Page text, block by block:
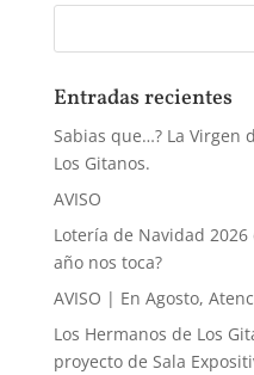
Entradas recientes
Sabias que…? La Virgen
Los Gitanos.
AVISO
Lotería de Navidad
año nos toca?
AVISO | En Agosto,
Los Hermanos de Los
proyecto de Sala